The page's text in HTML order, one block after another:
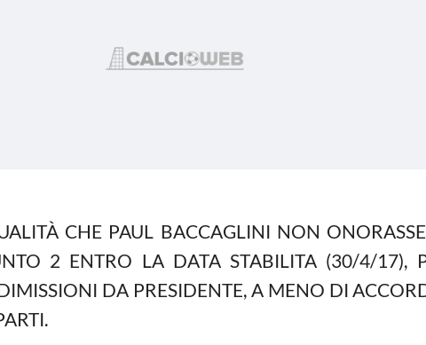
CHE PAUL BACCAGLINI NON
2 ENTRO LA DATA STABILITA (30/4/17),
DA PRESIDENTE, A MENO DI